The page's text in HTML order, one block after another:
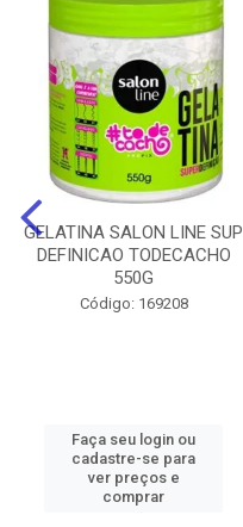
GELATINA SALON LINE SUP
DEFINICAO TODECACHO
550G
Código: 169208
Faça seu login ou
cadastre-se para
ver preços e
comprar